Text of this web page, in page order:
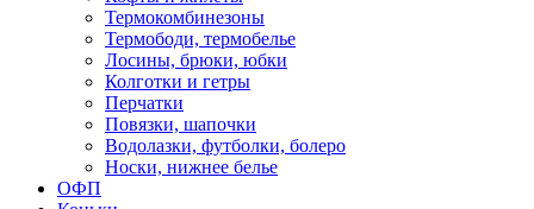
Термокомбинезоны
Термободи, термобелье
Лосины, брюки, юбки
Колготки и гетры
Перчатки
Повязки, шапочки
Водолазки, футболки, болеро
Носки, нижнее белье
ОФП